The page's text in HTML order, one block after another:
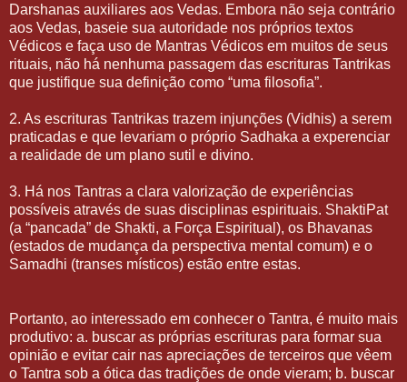
Darshanas auxiliares aos Vedas. Embora não seja contrário
aos Vedas, baseie sua autoridade nos próprios textos
Védicos e faça uso de Mantras Védicos em muitos de seus
rituais, não há nenhuma passagem das escrituras Tantrikas
que justifique sua definição como “uma filosofia”.
2. As escrituras Tantrikas trazem injunções (Vidhis) a serem
praticadas e que levariam o próprio Sadhaka a experenciar
a realidade de um plano sutil e divino.
3. Há nos Tantras a clara valorização de experiências
possíveis através de suas disciplinas espirituais. ShaktiPat
(a “pancada” de Shakti, a Força Espiritual), os Bhavanas
(estados de mudança da perspectiva mental comum) e o
Samadhi (transes místicos) estão entre estas.
Portanto, ao interessado em conhecer o Tantra, é muito mais
produtivo: a. buscar as próprias escrituras para formar sua
opinião e evitar cair nas apreciações de terceiros que vêem
o Tantra sob a ótica das tradições de onde vieram; b. buscar